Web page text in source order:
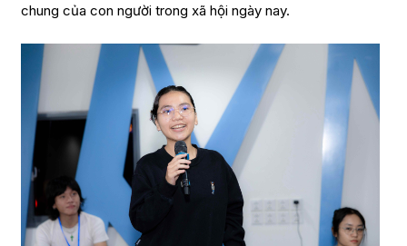
chung của con người trong xã hội ngày nay.